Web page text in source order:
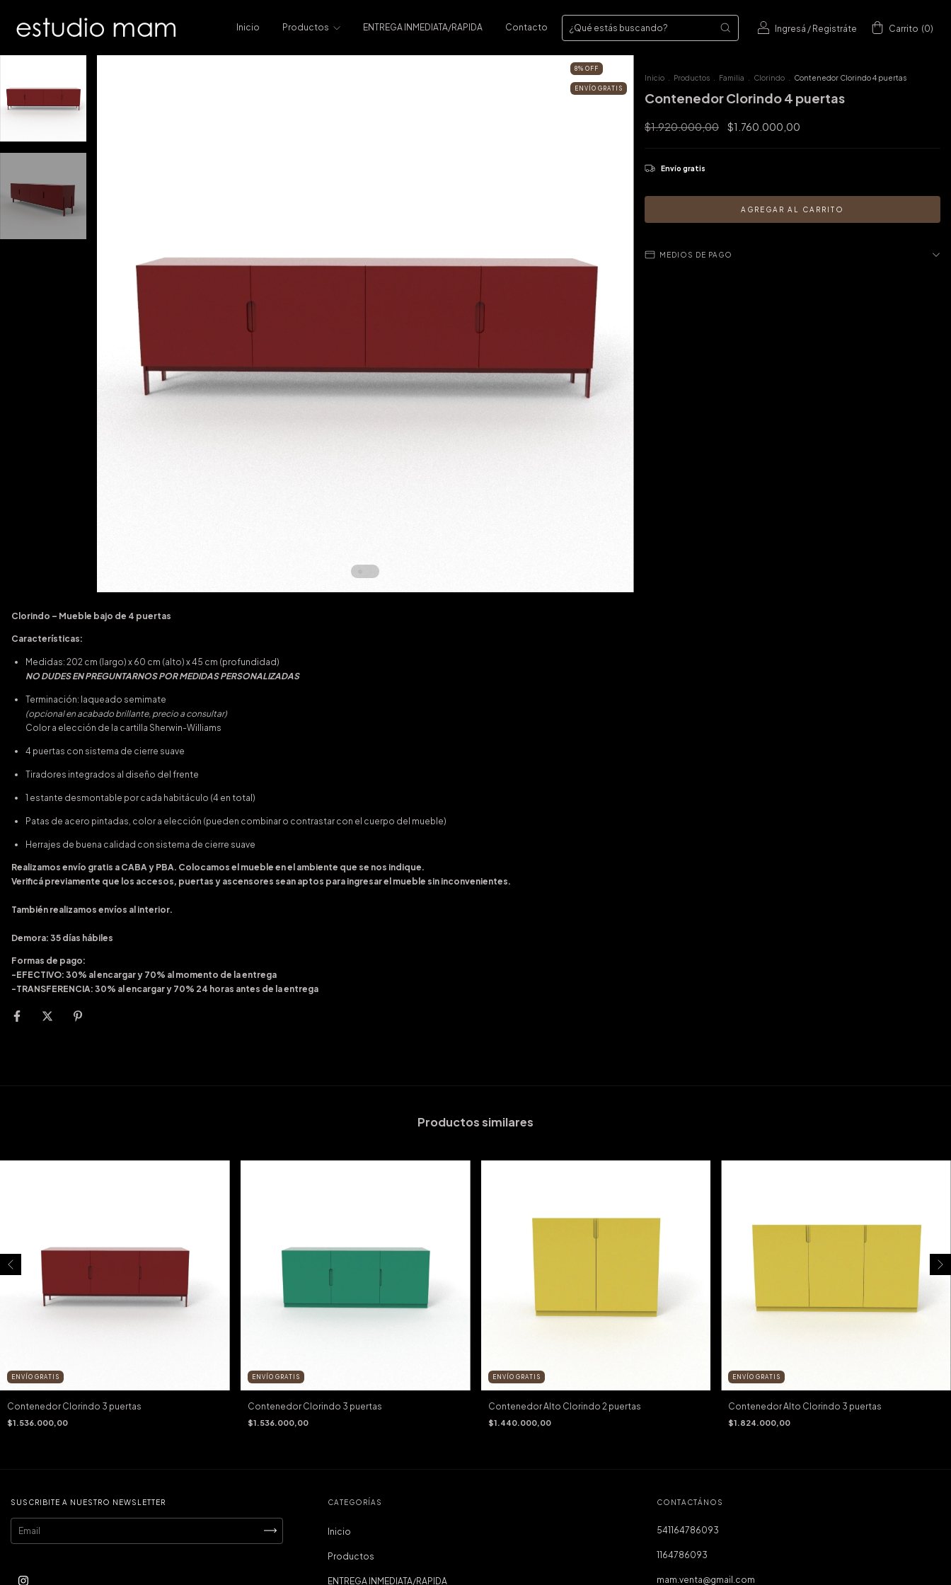
Inicio Productos ENTREGA INMEDIATA/RAPIDA Contacto Ingresá / Registráte Carrito (0)
8% OFF
ENVÍO GRATIS
Inicio Productos Familia Clorindo Contenedor Clorindo 4 puertas
Contenedor Clorindo 4 puertas
$1.920.000,00 $1.760.000,00
Envío gratis
MEDIOS DE PAGO
Clorindo – Mueble bajo de 4 puertas
Características:
Medidas: 202 cm (largo) x 60 cm (alto) x 45 cm (profundidad)
NO DUDES EN PREGUNTARNOS POR MEDIDAS PERSONALIZADAS
Terminación: laqueado semimate
(opcional en acabado brillante, precio a consultar)
Color a elección de la cartilla Sherwin-Williams
4 puertas con sistema de cierre suave
Tiradores integrados al diseño del frente
1 estante desmontable por cada habitáculo (4 en total)
Patas de acero pintadas, color a elección (pueden combinar o contrastar con el cuerpo del mueble)
Herrajes de buena calidad con sistema de cierre suave
Realizamos envío gratis a CABA y PBA. Colocamos el mueble en el ambiente que se nos indique.
Verificá previamente que los accesos, puertas y ascensores sean aptos para ingresar el mueble sin inconvenientes.
También realizamos envíos al interior.
Demora: 35 días hábiles
Formas de pago:
-EFECTIVO: 30% al encargar y 70% al momento de la entrega
-TRANSFERENCIA: 30% al encargar y 70% 24 horas antes de la entrega
Productos similares
ENVÍO GRATIS
Contenedor Clorindo 3 puertas
$1.536.000,00
ENVÍO GRATIS
Contenedor Clorindo 3 puertas
$1.536.000,00
ENVÍO GRATIS
Contenedor Alto Clorindo 2 puertas
$1.440.000,00
ENVÍO GRATIS
Contenedor Alto Clorindo 3 puertas
$1.824.000,00
SUSCRIBITE A NUESTRO NEWSLETTER CATEGORÍAS
Inicio
Productos
ENTREGA INMEDIATA/RAPIDA
CONTACTÁNOS
541164786093
1164786093
mam.venta@gmail.com